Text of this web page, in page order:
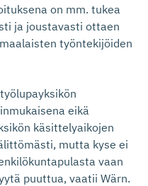
on mm. tukea
ja joustavasti ottaen
työntekijöiden
eikä
käsittelyaikojen
mutta kyse ei
vaan
puuttua, vaatii Wärn.